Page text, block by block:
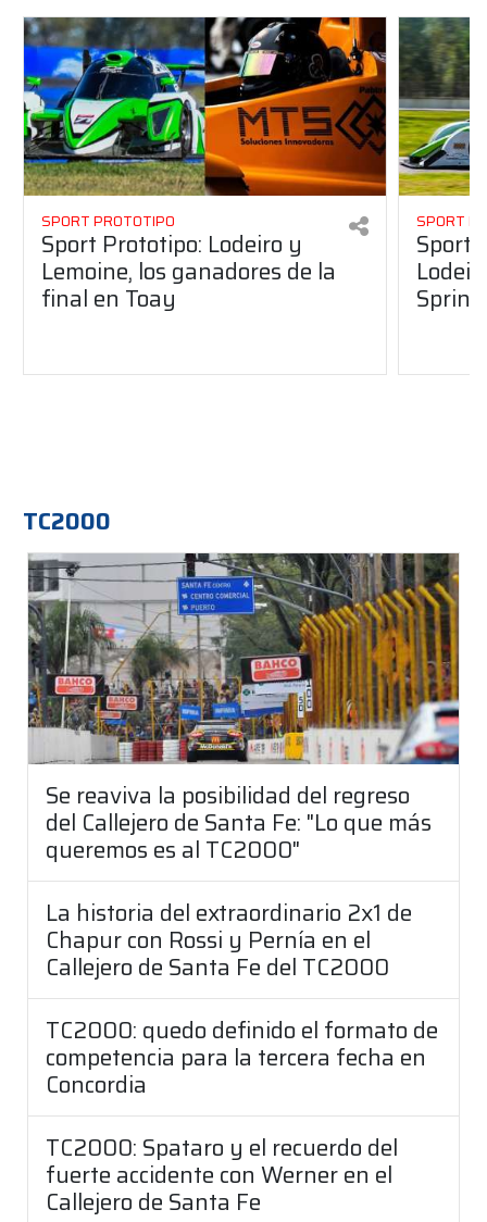
SPORT PROTOTIPO
Sport Prototipo: Lodeiro y
Lemoine, los ganadores de la
final en Toay
SPORT
Sport
Sprint
TC2000
Se reaviva la posibilidad del regreso
del Callejero de Santa Fe: "Lo que más
queremos es al TC2000"
La historia del extraordinario 2x1 de
Chapur con Rossi y Pernía en el
Callejero de Santa Fe del TC2000
TC2000: quedo definido el formato de
competencia para la tercera fecha en
Concordia
TC2000: Spataro y el recuerdo del
fuerte accidente con Werner en el
Callejero de Santa Fe